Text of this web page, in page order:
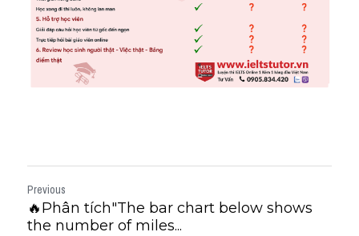
Previous
🔥Phân tích"The bar chart below shows
the number of miles...